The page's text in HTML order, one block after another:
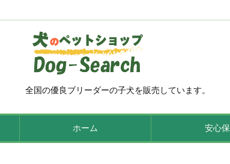
全国の優良ブリーダーの子犬を販売しています。
ホーム 安心